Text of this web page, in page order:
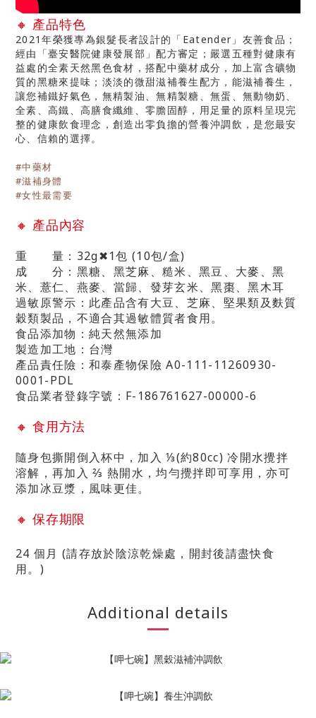
🔸 產品特色
2021年榮獲專為銀髮長者設計的「Eatender」友善食品；
經由「臺安醫院健康發展部」配方審定；嚴選五種對健康有
益處的全素天然黑色食材，搭配中藥材成分，加上富含礦物
質的黑糖來提味；淡淡的微甜滋補養生配方，能滋補養生，
讓您補鐵好氣色，無精製油、無精製糖、無蛋、無動物奶、
全素、高鐵、高膳食纖維、零膽固醇，用足量的原料呈現完
整的健康飲食理念，創造出零負擔的營養沖調飲，是您最安
心、信賴的選擇。
#中藥材
#滋補身體
#女性最需要
🔸 產品內容
重 量：32g✖1包 (10包/盒)
成 分：黑糖、黑芝麻、糙米、黑豆、大麥、黑
米、薏仁、燕麥、當歸、發芽玄米、黑棗、黑木耳
過敏原警示： 此產品含有大豆、芝麻、堅果類及麩質
穀類製品 ，不適合其過敏體質者食用。
食品添加物：純天然無添加
製造加工地：台灣
產品責任險： 和泰產物保險A0-111-11260930-
0001-PDL
食品業者登錄字號： F-186761627-00000-6
🔸食用方法
隨身包撕開倒入杯中，加入 ⅓(約80cc) 冷開水攪拌
溶解， 再加入 ⅔ 熱開水，均勻攪拌即可享用，亦可
添加冰豆漿，風味更佳。
🔸保存期限
24 個月 (請存放於陰涼乾燥處，開封後請盡快食
用。)
Additional details